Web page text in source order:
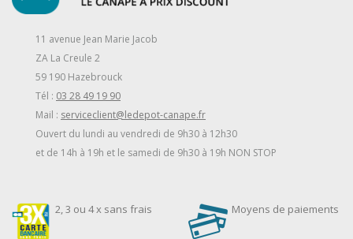
11 avenue Jean Marie Jacob
ZA La Creule 2
59 190 Hazebrouck
Tél : 03 28 49 19 90
Mail : serviceclient@ledepot-canape.fr
Ouvert du lundi au vendredi de 9h30 à 12h30
et de 14h à 19h et le samedi de 9h30 à 19h NON STOP
2, 3 ou 4 x sans frais Moyens de paiements